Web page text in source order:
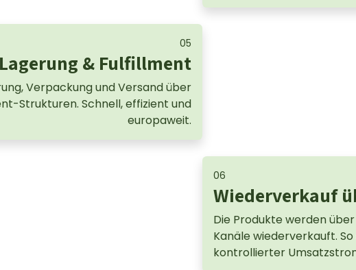
05
Lagerung & Fulfillment
Verpackung und Versand über
Strukturen. Schnell, effizient und
europaweit.
06
Wiederverkauf
Die Produkte werden
Kanäle wiederverkauft.
kontrollierter